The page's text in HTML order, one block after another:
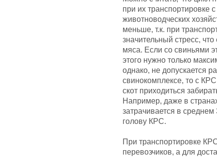
при их транспортировке
животноводческих
меньше, т.к. при
значительный стресс,
мяса. Если со свиньями
этого нужно только
однако, не допускается
свинокомплексе, то с КРС
скот приходиться
Например, даже в
затрачивается в среднем
голову КРС.
При транспортировке
перевозчиков, а для